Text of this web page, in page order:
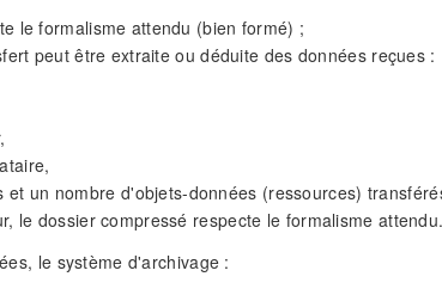
le formalisme attendu (bien formé) ;
peut être extraite ou déduite des données reçues :
et un nombre d'objets-données (ressources)
le dossier compressé respecte le formalisme attendu.
le système d'archivage :